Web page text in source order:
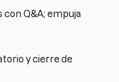
Q&A; empuja
y cierre de